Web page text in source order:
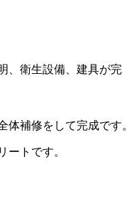
、衛生設備、建具が完
体補修をして完成です。
ートです。